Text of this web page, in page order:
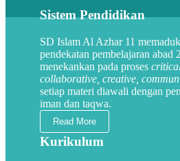
Sistem Pendidikan
SD Islam Al Azhar 11
pendekatan pembelajaran abad
menekankan pada proses
collaborative, creative,
setiap materi diawali dengan
iman dan taqwa.
Read More
Kurikulum